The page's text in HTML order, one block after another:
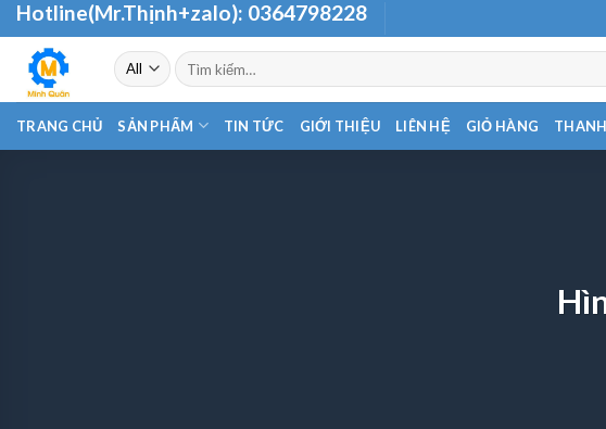
Skip
to
content
Hotline(Mr.Thịnh+zalo): 0364798228
Tìm
kiếm:
TRANG CHỦ SẢN PHẨM TIN TỨC GIỚI THIỆU LIÊN HỆ GIỎ HÀNG